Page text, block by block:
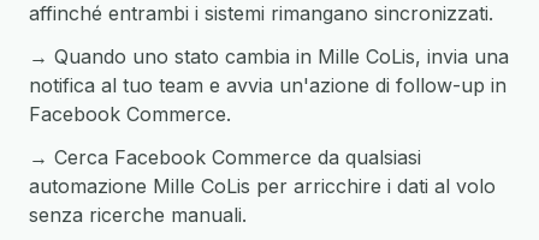
affinché entrambi i sistemi rimangano sincronizzati.
→ Quando uno stato cambia in Mille CoLis, invia una
notifica al tuo team e avvia un'azione di follow-up in
Facebook Commerce.
→ Cerca Facebook Commerce da qualsiasi
automazione Mille CoLis per arricchire i dati al volo
senza ricerche manuali.